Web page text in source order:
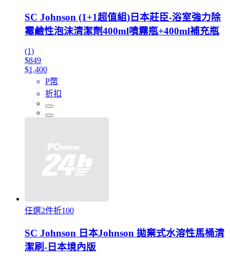
SC Johnson (1+1超值組)日本莊臣-浴室強力除
霉鹼性泡沫清潔劑400ml噴霧瓶+400ml補充瓶
(1)
$849
$1,400
P幣
折扣
任選2件折100
SC Johnson 日本Johnson 拋棄式水溶性馬桶清
潔刷-日本境內版